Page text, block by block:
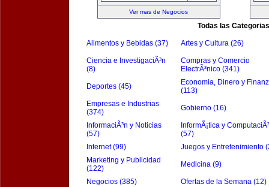
Ver mas de Negocios
Todas las Categorias
Alimentos y Bebidas (37) Artes y Cultura (26)
Ciencia e InvestigaciÃ³n
(8)
Compras y Comercio
ElectrÃ³nico (341)
Deportes (45)
Economia, Dinero y
(113)
Empresas e Industrias
(374)
Gobierno (16)
InformaciÃ³n y Noticias
(57)
InformÃ¡tica y
(57)
Internet (99)
Juegos y Entretenimiento
Marketing y Publicidad
(122)
Medicina (9)
Negocios (385)
Ofertas de la Semana (12)